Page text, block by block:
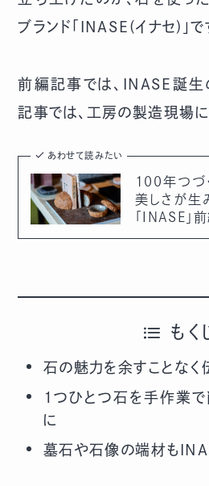
ブランド「INASE(イナセ)」で
前編記事では、INASE誕
記事では、工房の製造現場に
あわせて読みたい
100年つづ
美しさが生
「INASE」
もく
石の魅力を余すことなく
1つひとつ石を手作業で
に
墓石や石像の端材も